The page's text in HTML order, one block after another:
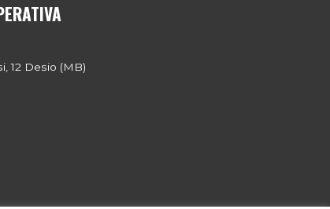
12 Desio (MB)